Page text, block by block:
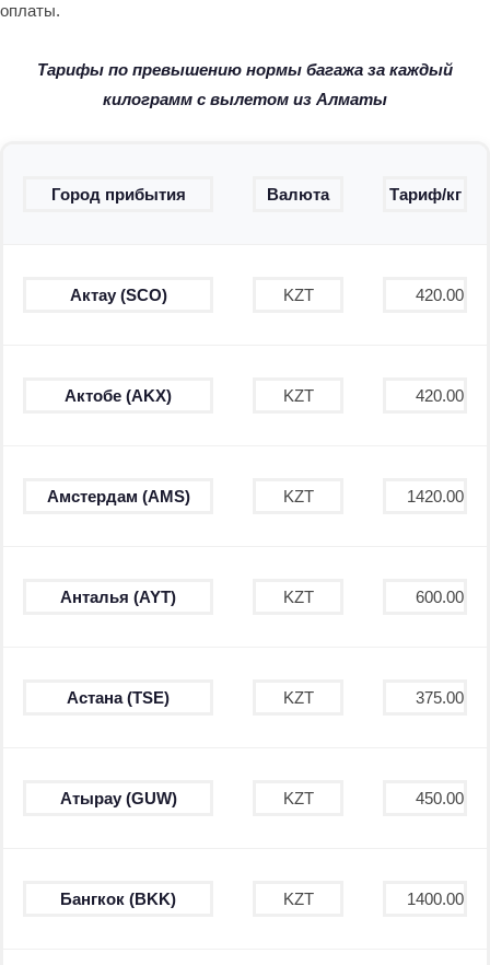
оплаты.
Тарифы по превышению нормы багажа за каждый
килограмм с вылетом из Алматы
Город прибытия Валюта Тариф/кг
Актау (SCO) KZT 420.00
Актобе (AKX) KZT 420.00
Амстердам (AMS) KZT 1420.00
Анталья (AYT) KZT 600.00
Астана (TSE) KZT 375.00
Атырау (GUW) KZT 450.00
Бангкок (BKK) KZT 1400.00